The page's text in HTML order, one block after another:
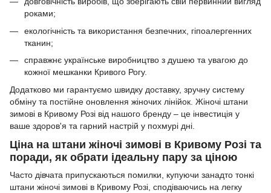
роками;
екологічність та використання безпечних, гіпоалергенних
тканин;
справжнє українське виробництво з душею та увагою до
кожної мешканки Кривого Рогу.
Додатково ми гарантуємо швидку доставку, зручну систему
обміну та постійне оновлення жіночих лінійок. Жіночі штани
зимові в Кривому Розі від нашого бренду – це інвестиція у
ваше здоров'я та гарний настрій у похмурі дні.
Ціна на штани жіночі зимові в Кривому Розі та
поради, як обрати ідеальну пару за ціною
Часто дівчата припускаються помилки, купуючи занадто тонкі
штани жіночі зимові в Кривому Розі, сподіваючись на легку